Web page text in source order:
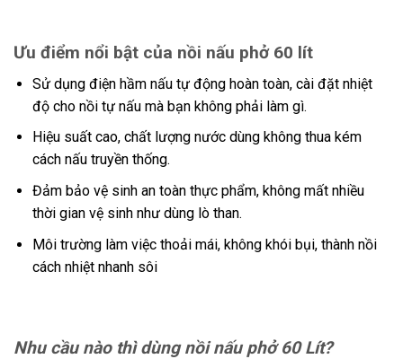
Ưu điểm nổi bật của nồi nấu phở 60 lít
Sử dụng điện hầm nấu tự động hoàn toàn, cài đặt nhiệt
độ cho nồi tự nấu mà bạn không phải làm gì.
Hiệu suất cao, chất lượng nước dùng không thua kém
cách nấu truyền thống.
Đảm bảo vệ sinh an toàn thực phẩm, không mất nhiều
thời gian vệ sinh như dùng lò than.
Môi trường làm việc thoải mái, không khói bụi, thành nồi
cách nhiệt nhanh sôi
Nhu cầu nào thì dùng nồi nấu phở 60 Lít?